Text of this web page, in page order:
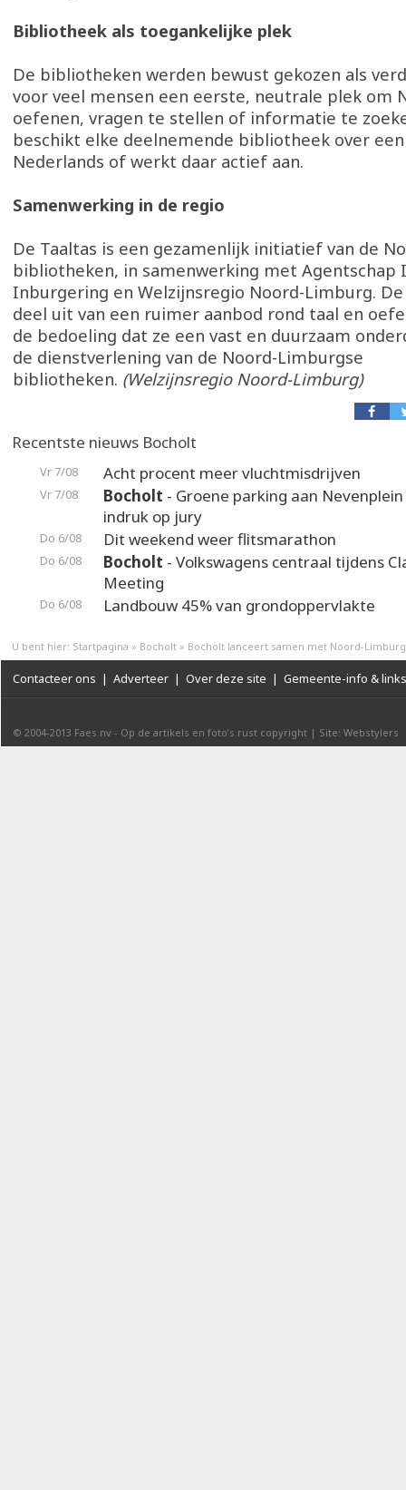
Bibliotheek als toegankelijke plek
De bibliotheken werden bewust gekozen als
voor veel mensen een eerste, neutrale plek om
oefenen, vragen te stellen of informatie te
beschikt elke deelnemende bibliotheek over
Nederlands of werkt daar actief aan.
Samenwerking in de regio
De Taaltas is een gezamenlijk initiatief van de
bibliotheken, in samenwerking met Agentschap
Inburgering en Welzijnsregio Noord-Limburg.
deel uit van een ruimer aanbod rond taal en
de bedoeling dat ze een vast en duurzaam
de dienstverlening van de Noord-Limburgse
bibliotheken. (Welzijnsregio Noord-Limburg)
Recentste nieuws Bocholt
Vr 7/08 Acht procent meer vluchtmisdrijven
Vr 7/08 Bocholt - Groene parking aan
indruk op jury
Do 6/08 Dit weekend weer flitsmarathon
Do 6/08 Bocholt - Volkswagens centraal tijdens
Meeting
Do 6/08 Landbouw 45% van grondoppervlakte
U bent hier: Startpagina » Bocholt » Bocholt lanceert samen met Noord-Limburg
Contacteer ons | Adverteer | Over deze site | Gemeente-info & links
© 2004-2013 Faes nv - Op de artikels en foto’s rust copyright | Site: Webstylers